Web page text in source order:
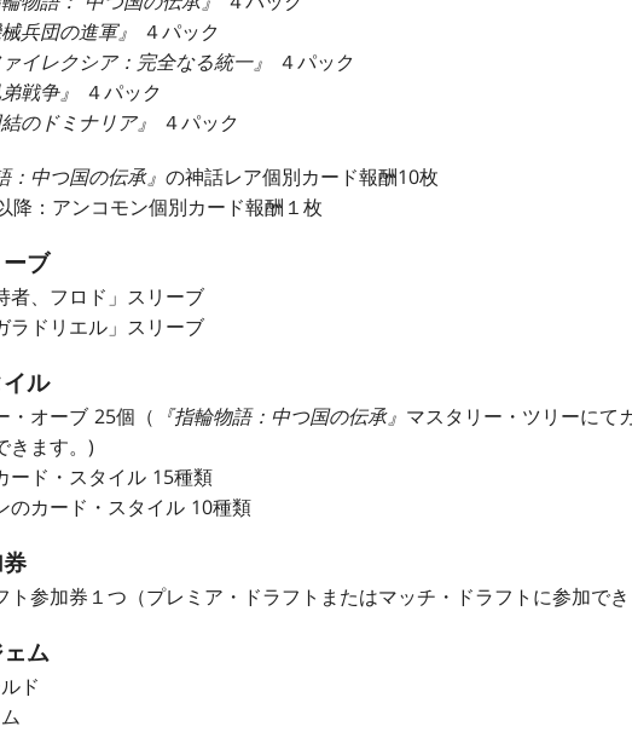
械兵団の進軍』
４パック
ァイレクシア：完全なる統一』
４パック
弟戦争』
４パック
結のドミナリア』
４パック
：中つ国の伝承』 の神話レア個別カード報酬10枚
降：アンコモン個別カード報酬１枚
ブ
者、フロド」スリーブ
ラドリエル」スリーブ
ル
・オーブ 25個（ 『指輪物語：中つ国の伝承』 マスタリー・ツリーにて
きます。)
ード・スタイル 15種類
のカード・スタイル 10種類
ト参加券１つ（プレミア・ドラフトまたはマッチ・ドラフトに参加でき
ム
ド